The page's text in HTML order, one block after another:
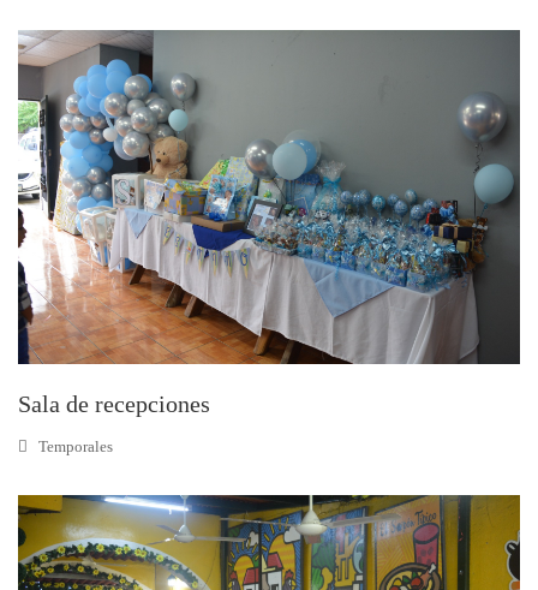
Sala de recepciones
Temporales